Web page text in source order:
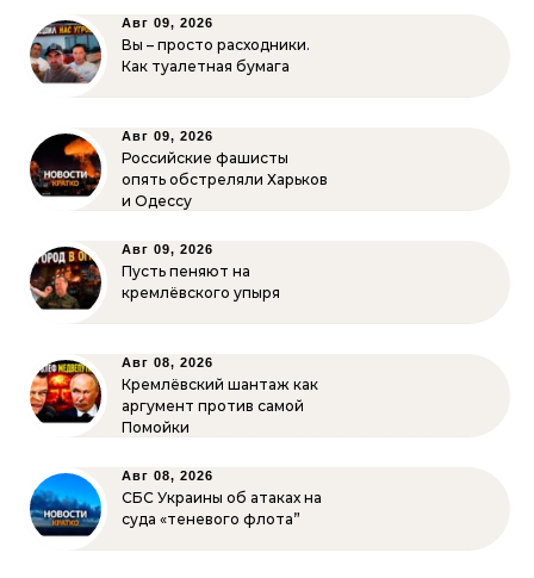
Авг 09, 2026
Вы – просто расходники.
Как туалетная бумага
Авг 09, 2026
Российские фашисты
опять обстреляли Харьков
и Одессу
Авг 09, 2026
Пусть пеняют на
кремлёвского упыря
Авг 08, 2026
Кремлёвский шантаж как
аргумент против самой
Помойки
Авг 08, 2026
СБС Украины об атаках на
суда «теневого флота”